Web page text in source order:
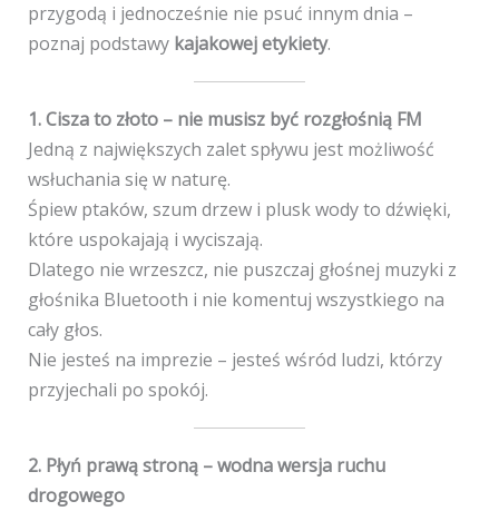
przygodą i jednocześnie nie psuć innym dnia –
poznaj podstawy kajakowej etykiety.
1. Cisza to złoto – nie musisz być rozgłośnią FM
Jedną z największych zalet spływu jest możliwość
wsłuchania się w naturę.
Śpiew ptaków, szum drzew i plusk wody to dźwięki,
które uspokajają i wyciszają.
Dlatego nie wrzeszcz, nie puszczaj głośnej muzyki z
głośnika Bluetooth i nie komentuj wszystkiego na
cały głos.
Nie jesteś na imprezie – jesteś wśród ludzi, którzy
przyjechali po spokój.
2. Płyń prawą stroną – wodna wersja ruchu
drogowego